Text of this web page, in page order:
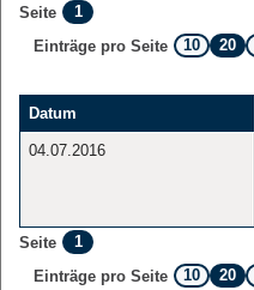
Seite
1
Einträge pro Seite
10 20
Datum
04.07.2016
Seite
1
Einträge pro Seite
10 20